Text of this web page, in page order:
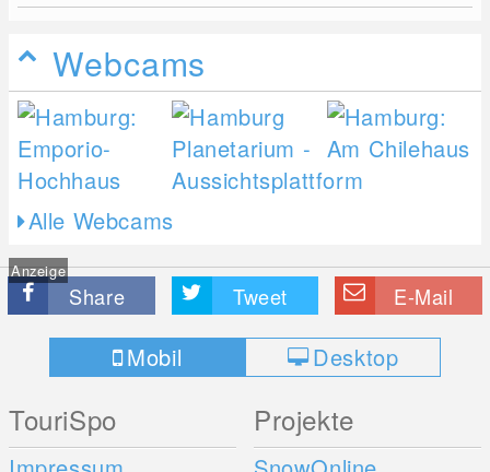
Webcams
Alle Webcams
Anzeige
Share Tweet E-Mail
Mobil Desktop
TouriSpo Projekte